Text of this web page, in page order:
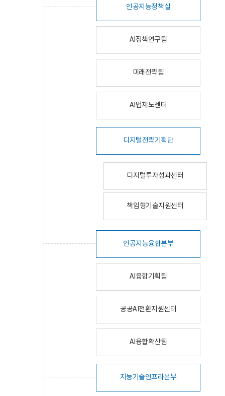
인공지능정책실
AI정책연구팀
미래전략팀
AI법제도센터
디지털전략기획단
디지털투자성과센터
책임형기술지원센터
인공지능융합본부
AI융합기획팀
공공AI전환지원센터
AI융합확산팀
지능기술인프라본부